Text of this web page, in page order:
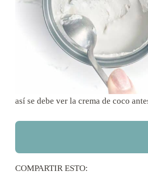
así se debe ver la crema de coco
COMPARTIR ESTO: